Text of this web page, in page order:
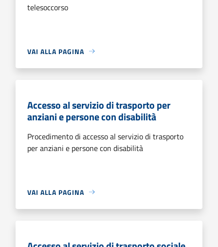
telesoccorso
VAI ALLA PAGINA
Accesso al servizio di trasporto per
anziani e persone con disabilità
Procedimento di accesso al servizio di trasporto
per anziani e persone con disabilità
VAI ALLA PAGINA